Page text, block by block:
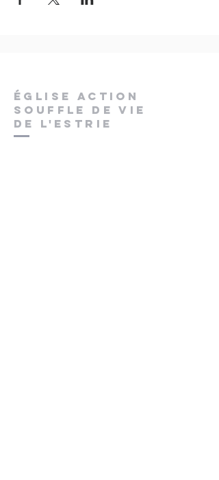
ÉGLISE ACTION
SOUFFLE DE VIE
DE L'ESTRIE